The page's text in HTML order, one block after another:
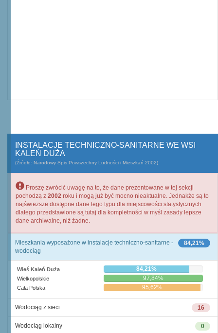
INSTALACJE TECHNICZNO-SANITARNE WE WSI
KALEŃ DUŻA
(Źródło: Narodowy Spis Powszechny Ludności i Mieszkań 2002)
Proszę zwrócić uwagę na to, że dane prezentowane w tej sekcji
pochodzą z 2002 roku i mogą już być mocno nieaktualne. Jednakże są to
najświeższe dostępne dane tego typu dla miejscowości statystycznych
dlatego przedstawione są tutaj dla kompletności w myśl zasady lepsze
dane archiwalne, niż żadne.
84,21%
Mieszkania wyposażone w instalacje techniczno-sanitarne -
wodociąg
Wieś Kaleń Duża 84,21%
Wielkopolskie 97,84%
Cała Polska 95,62%
16
Wodociąg z sieci
0
Wodociąg lokalny